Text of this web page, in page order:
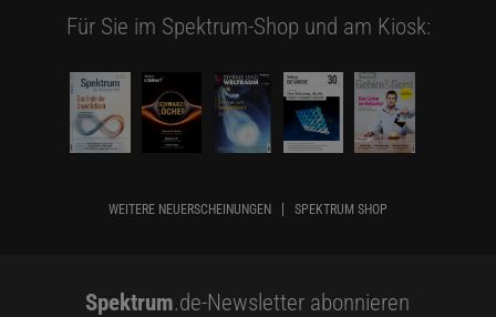
Für Sie im Spektrum-Shop und am Kiosk:
WEITERE NEUERSCHEINUNGEN SPEKTRUM SHOP
Spektrum.de-Newsletter abonnieren